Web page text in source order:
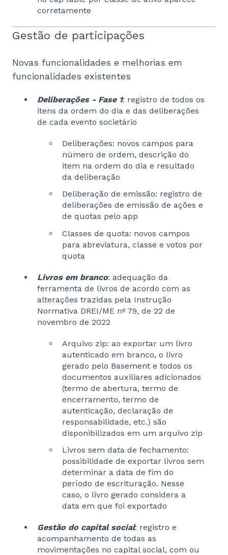
corretamente
Gestão de participações
Novas funcionalidades e melhorias em
funcionalidades existentes
Deliberações - Fase 1: registro de todos os
itens da ordem do dia e das deliberações
de cada evento societário
Deliberações: novos campos para
número de ordem, descrição do
item na ordem do dia e resultado
da deliberação
Deliberação de emissão: registro de
deliberações de emissão de ações e
de quotas pelo app
Classes de quota: novos campos
para abreviatura, classe e votos por
quota
Livros em branco: adequação da
ferramenta de livros de acordo com as
alterações trazidas pela Instrução
Normativa DREI/ME nº 79, de 22 de
novembro de 2022
Arquivo zip: ao exportar um livro
autenticado em branco, o livro
gerado pelo Basement e todos os
documentos auxiliares adicionados
(termo de abertura, termo de
encerramento, termo de
autenticação, declaração de
responsabilidade, etc.) são
disponibilizados em um arquivo zip
Livros sem data de fechamento:
possibilidade de exportar livros sem
determinar a data de fim do
período de escrituração. Nesse
caso, o livro gerado considera a
data em que foi exportado
Gestão do capital social: registro e
acompanhamento de todas as
movimentações no capital social, com ou